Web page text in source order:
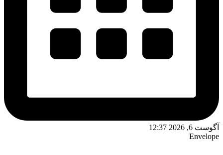
آگوست 6, 2026 12:37
Envelope